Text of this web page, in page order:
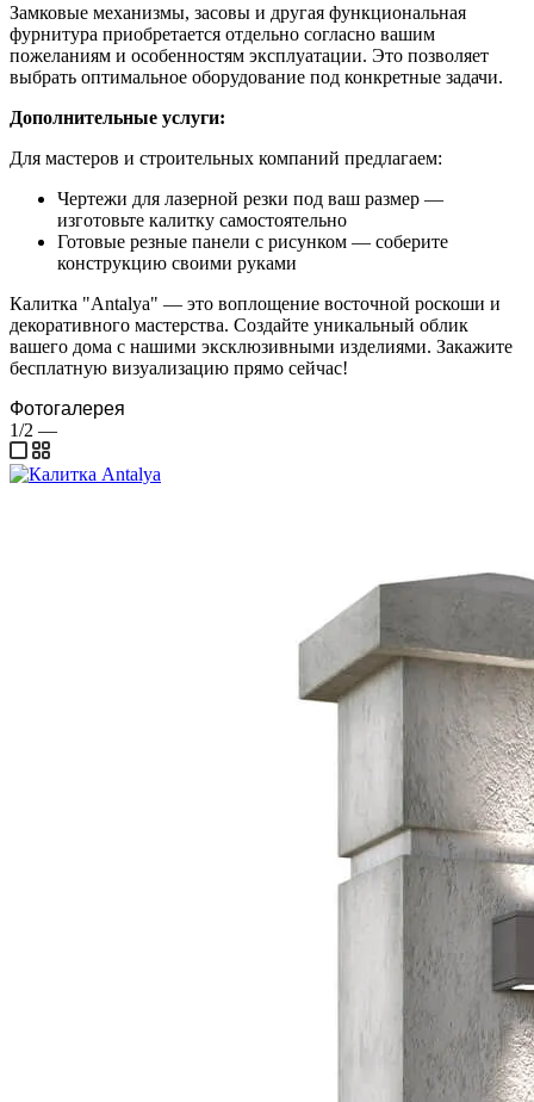
Замковые механизмы, засовы и другая функциональная
фурнитура приобретается отдельно согласно вашим
пожеланиям и особенностям эксплуатации. Это позволяет
выбрать оптимальное оборудование под конкретные задачи.
Дополнительные услуги:
Для мастеров и строительных компаний предлагаем:
Чертежи для лазерной резки под ваш размер —
изготовьте калитку самостоятельно
Готовые резные панели с рисунком — соберите
конструкцию своими руками
Калитка "Antalya" — это воплощение восточной роскоши и
декоративного мастерства. Создайте уникальный облик
вашего дома с нашими эксклюзивными изделиями. Закажите
бесплатную визуализацию прямо сейчас!
Фотогалерея
1/2 —